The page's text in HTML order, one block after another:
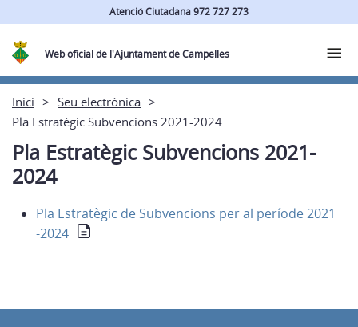
Atenció Ciutadana 972 727 273
Web oficial de l'Ajuntament de Campelles
Inici
Seu electrònica
Pla Estratègic Subvencions 2021-2024
Pla Estratègic Subvencions 2021-
2024
Pla Estratègic de Subvencions per al període 2021
-2024